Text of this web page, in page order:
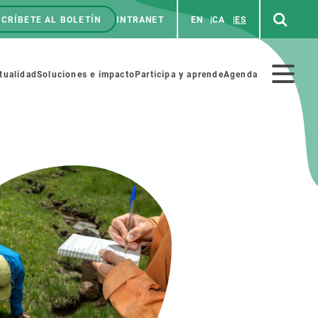
AL BOLETÍN INTRANET EN CA ES
Soluciones e impacto Participa y aprendeAgenda
de Recursos Humanos
académicas
PF
PARTICIPA
Cienca y arte
Haz ciencia con nosotros
Materiales educativos
COLABORA